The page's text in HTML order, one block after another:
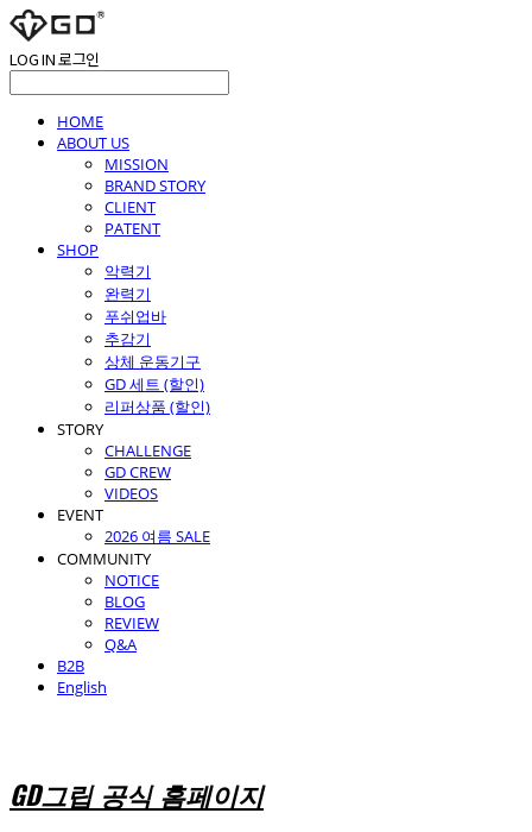
LOG IN로그인
HOME
ABOUT US
MISSION
BRAND STORY
CLIENT
PATENT
SHOP
악력기
완력기
푸쉬업바
추감기
상체 운동기구
GD 세트 (할인)
리퍼상품 (할인)
STORY
CHALLENGE
GD CREW
VIDEOS
EVENT
2026 여름 SALE
COMMUNITY
NOTICE
BLOG
REVIEW
Q&A
B2B
English
GD그립 공식 홈페이지